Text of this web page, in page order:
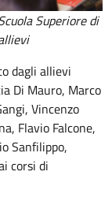
Superiore di
dagli allievi
Di Mauro, Marco
Vincenzo
Flavio Falcone,
Sanfilippo,
corsi di